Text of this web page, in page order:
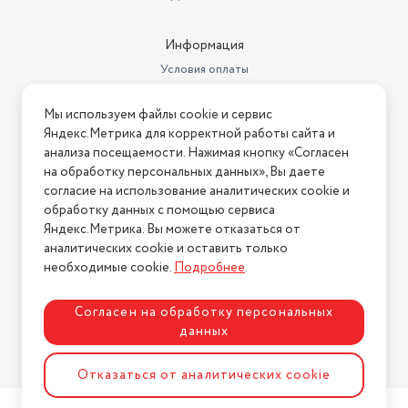
Информация
Условия оплаты
Условия возврата
Нашли ошибку на сайте? Напишите нам
2026 © Интернет-магазин "АстМаркет". У нас есть всё!
Политика конфиденциальности
Разработка сайтаASTDESIGN
Мы используем файлы cookie и сервис
Яндекс.Метрика для корректной работы сайта и
анализа посещаемости. Нажимая кнопку «Согласен
на обработку персональных данных», Вы даете
согласие на использование аналитических cookie и
обработку данных с помощью сервиса
Яндекс.Метрика. Вы можете отказаться от
аналитических cookie и оставить только
необходимые cookie.Подробнее.
Согласен на обработку персональных
данных
Отказаться от аналитических cookie